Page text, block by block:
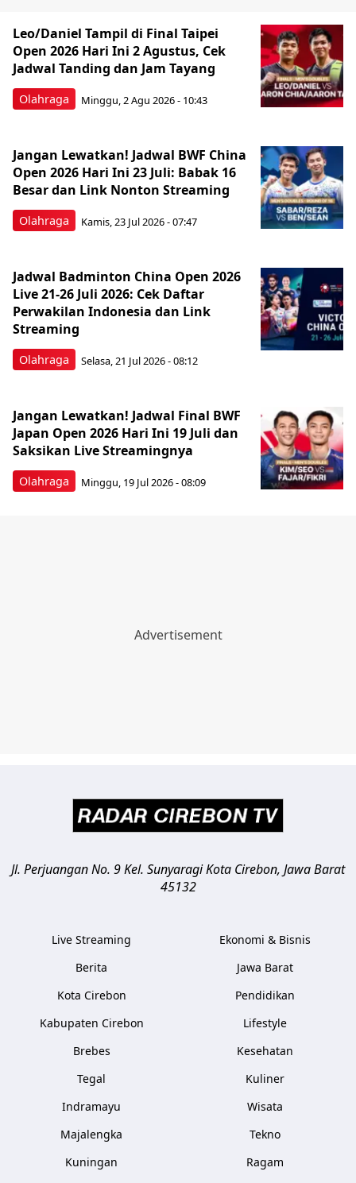
Olahraga
Leo/Daniel Tampil di Final Taipei
Open 2026 Hari Ini 2 Agustus, Cek
Jadwal Tanding dan Jam Tayang
Minggu, 2 Agu 2026 - 10:43
Olahraga
Jangan Lewatkan! Jadwal BWF China
Open 2026 Hari Ini 23 Juli: Babak 16
Besar dan Link Nonton Streaming
Kamis, 23 Jul 2026 - 07:47
Olahraga
Jadwal Badminton China Open 2026
Live 21-26 Juli 2026: Cek Daftar
Perwakilan Indonesia dan Link
Streaming
Selasa, 21 Jul 2026 - 08:12
Olahraga
Jangan Lewatkan! Jadwal Final BWF
Japan Open 2026 Hari Ini 19 Juli dan
Saksikan Live Streamingnya
Minggu, 19 Jul 2026 - 08:09
Jl. Perjuangan No. 9 Kel. SunyaragiKota Cirebon, Jawa Barat
45132
Live Streaming
Berita
Kota Cirebon
Kabupaten Cirebon
Brebes
Tegal
Indramayu
Majalengka
Kuningan
Ekonomi & Bisnis
Jawa Barat
Pendidikan
Lifestyle
Kesehatan
Kuliner
Wisata
Tekno
Ragam